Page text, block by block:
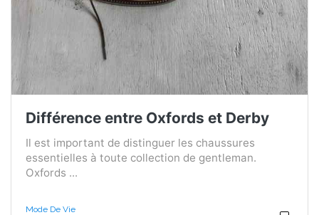
Différence entre Oxfords et Derby
Il est important de distinguer les chaussures
essentielles à toute collection de gentleman.
Oxfords ...
Mode De Vie